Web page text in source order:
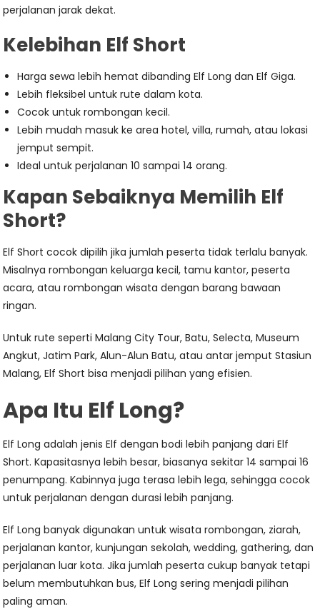
perjalanan jarak dekat.
Kelebihan Elf Short
Harga sewa lebih hemat dibanding Elf Long dan Elf Giga.
Lebih fleksibel untuk rute dalam kota.
Cocok untuk rombongan kecil.
Lebih mudah masuk ke area hotel, villa, rumah, atau lokasi
jemput sempit.
Ideal untuk perjalanan 10 sampai 14 orang.
Kapan Sebaiknya Memilih Elf
Short?
Elf Short cocok dipilih jika jumlah peserta tidak terlalu banyak.
Misalnya rombongan keluarga kecil, tamu kantor, peserta
acara, atau rombongan wisata dengan barang bawaan
ringan.
Untuk rute seperti Malang City Tour, Batu, Selecta, Museum
Angkut, Jatim Park, Alun-Alun Batu, atau antar jemput Stasiun
Malang, Elf Short bisa menjadi pilihan yang efisien.
Apa Itu Elf Long?
Elf Long adalah jenis Elf dengan bodi lebih panjang dari Elf
Short. Kapasitasnya lebih besar, biasanya sekitar 14 sampai 16
penumpang. Kabinnya juga terasa lebih lega, sehingga cocok
untuk perjalanan dengan durasi lebih panjang.
Elf Long banyak digunakan untuk wisata rombongan, ziarah,
perjalanan kantor, kunjungan sekolah, wedding, gathering, dan
perjalanan luar kota. Jika jumlah peserta cukup banyak tetapi
belum membutuhkan bus, Elf Long sering menjadi pilihan
paling aman.